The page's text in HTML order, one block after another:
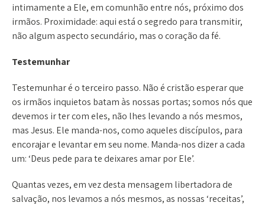
intimamente a Ele, em comunhão entre nós, próximo dos
irmãos. Proximidade: aqui está o segredo para transmitir,
não algum aspecto secundário, mas o coração da fé.
Testemunhar
Testemunhar é o terceiro passo. Não é cristão esperar que
os irmãos inquietos batam às nossas portas; somos nós que
devemos ir ter com eles, não lhes levando a nós mesmos,
mas Jesus. Ele manda-nos, como aqueles discípulos, para
encorajar e levantar em seu nome. Manda-nos dizer a cada
um: ‘Deus pede para te deixares amar por Ele’.
Quantas vezes, em vez desta mensagem libertadora de
salvação, nos levamos a nós mesmos, as nossas ‘receitas’,